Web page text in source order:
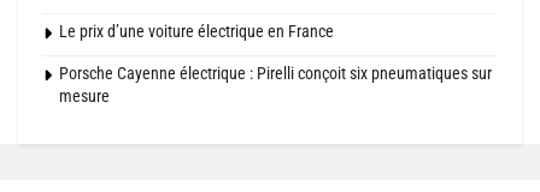
Le prix d’une voiture électrique en France
Porsche Cayenne électrique : Pirelli conçoit six pneumatiques sur
mesure